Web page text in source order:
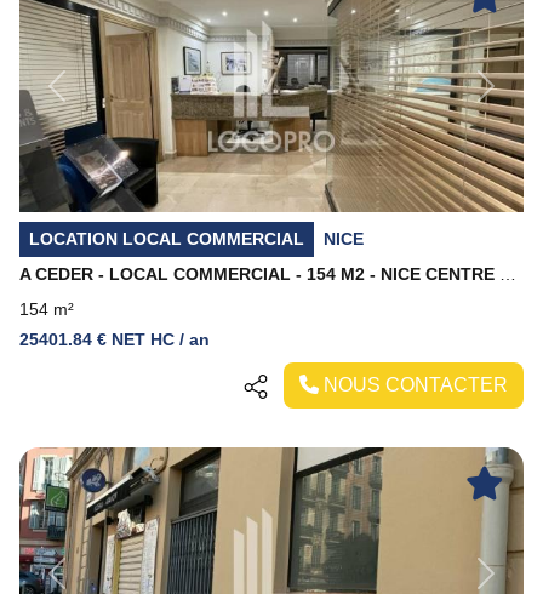
Previous Next
LOCATION LOCAL COMMERCIAL
NICE
154 m²
25401.84 € NET HC / an
NOUS CONTACTER
Previous Next